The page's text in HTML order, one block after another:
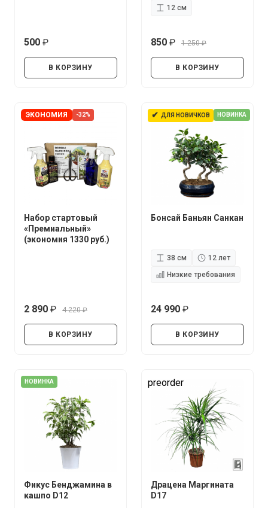
500
В КОРЗИНУ
12 см
850
1 250
В КОРЗИНУ
ЭКОНОМИЯ -32%
Набор стартовый
«Премиальный»
(экономия 1330 руб.)
2 890
4 220
В КОРЗИНУ
✔ ДЛЯ НОВИЧКОВ НОВИНКА
Бонсай Баньян Санкан
38 см
12 лет
Низкие требования
24 990
В КОРЗИНУ
НОВИНКА
Фикус Бенджамина в
кашпо D12
preorder
Драцена Маргината
D17